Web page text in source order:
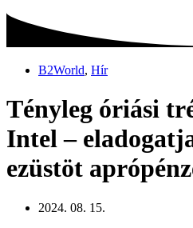
B2World, Hír
Tényleg óriási
Intel –
ezüstöt
2024. 08. 15.